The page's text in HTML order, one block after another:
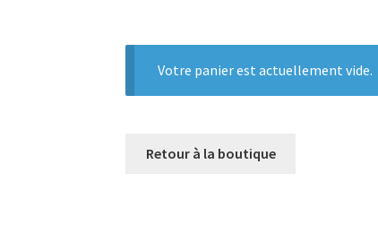
Votre panier est actuellement vide.
Retour à la boutique